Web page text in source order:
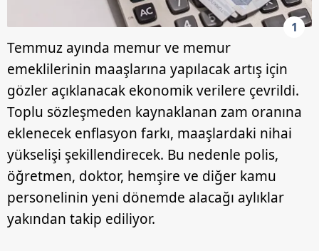
1
Temmuz ayında memur ve memur
emeklilerinin maaşlarına yapılacak artış için
gözler açıklanacak ekonomik verilere çevrildi.
Toplu sözleşmeden kaynaklanan zam oranına
eklenecek enflasyon farkı, maaşlardaki nihai
yükselişi şekillendirecek. Bu nedenle polis,
öğretmen, doktor, hemşire ve diğer kamu
personelinin yeni dönemde alacağı aylıklar
yakından takip ediliyor.